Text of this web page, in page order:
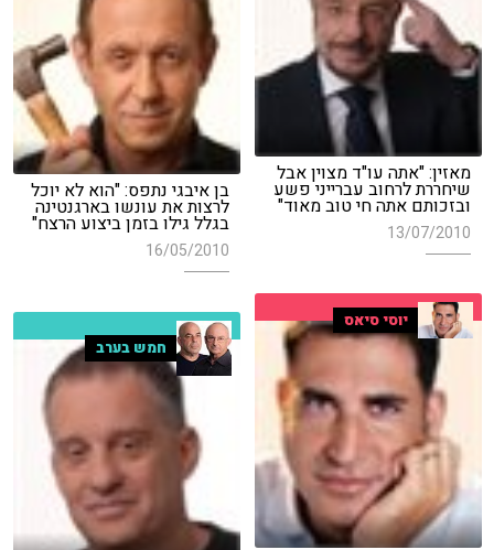
מאזין: "אתה עו"ד מצוין אבל
שיחררת לרחוב עברייני פשע
ובזכותם אתה חי טוב מאוד"
13/07/2010
בן איבגי נתפס: "הוא לא יוכל
לרצות את עונשו בארגנטינה
בגלל גילו בזמן ביצוע הרצח"
16/05/2010
יוסי סיאס
חמש בערב